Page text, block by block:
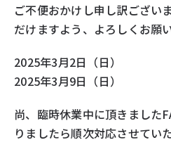
ご不便おかけし申し訳ござい
だけますよう、よろしくお願
2025年3月2日（日）
2025年3月9日（日）
尚、臨時休業中に頂きました
りましたら順次対応させてい